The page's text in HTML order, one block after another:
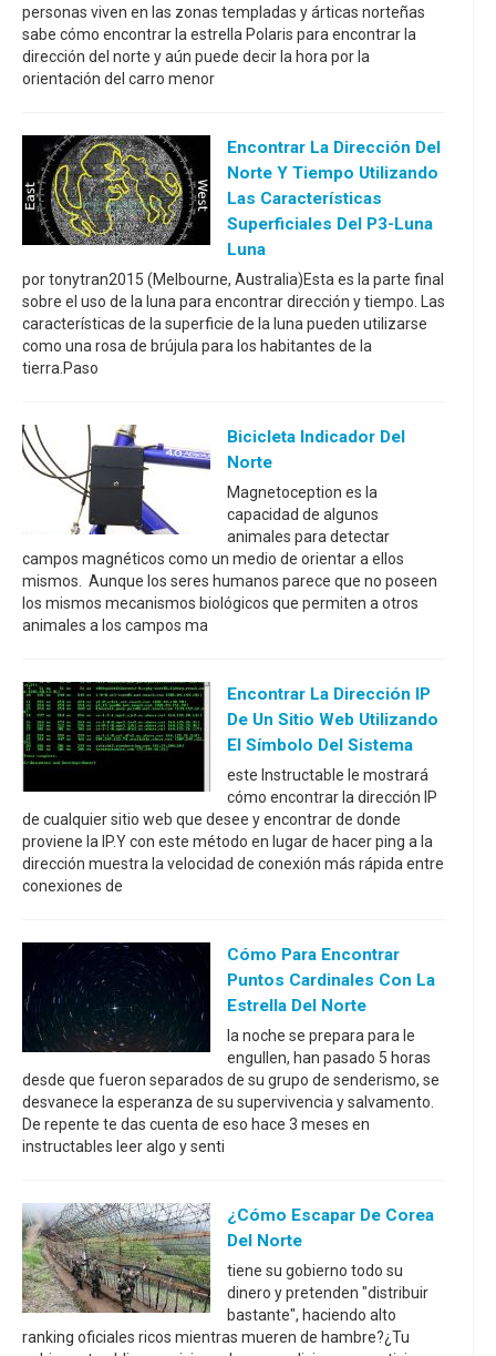
personas viven en las zonas templadas y árticas norteñas
sabe cómo encontrar la estrella Polaris para encontrar la
dirección del norte y aún puede decir la hora por la
orientación del carro menor
Encontrar La Dirección Del
Norte Y Tiempo Utilizando
Las Características
Superficiales Del P3-Luna
Luna
por tonytran2015 (Melbourne, Australia)Esta es la parte final
sobre el uso de la luna para encontrar dirección y tiempo. Las
características de la superficie de la luna pueden utilizarse
como una rosa de brújula para los habitantes de la
tierra.Paso
Bicicleta Indicador Del
Norte
Magnetoception es la
capacidad de algunos
animales para detectar
campos magnéticos como un medio de orientar a ellos
mismos. Aunque los seres humanos parece que no poseen
los mismos mecanismos biológicos que permiten a otros
animales a los campos ma
Encontrar La Dirección IP
De Un Sitio Web Utilizando
El Símbolo Del Sistema
este Instructable le mostrará
cómo encontrar la dirección IP
de cualquier sitio web que desee y encontrar de donde
proviene la IP.Y con este método en lugar de hacer ping a la
dirección muestra la velocidad de conexión más rápida entre
conexiones de
Cómo Para Encontrar
Puntos Cardinales Con La
Estrella Del Norte
la noche se prepara para le
engullen, han pasado 5 horas
desde que fueron separados de su grupo de senderismo, se
desvanece la esperanza de su supervivencia y salvamento.
De repente te das cuenta de eso hace 3 meses en
instructables leer algo y senti
¿Cómo Escapar De Corea
Del Norte
tiene su gobierno todo su
dinero y pretenden "distribuir
bastante", haciendo alto
ranking oficiales ricos mientras mueren de hambre?¿Tu